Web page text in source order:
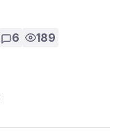
6 189